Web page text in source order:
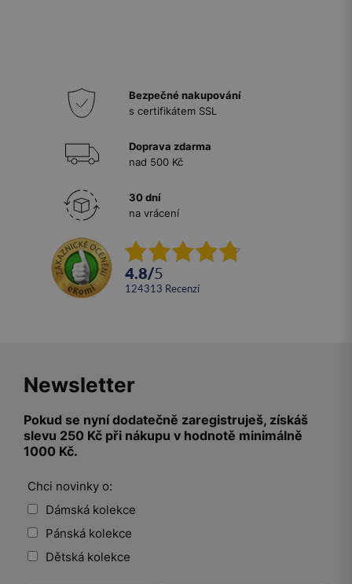
Bezpečné nakupování
s certifikátem SSL
Doprava zdarma
nad 500 Kč
30 dní
na vrácení
4.8/5
124313 recenzí
Newsletter
Pokud se nyní dodatečně zaregistruješ, získáš
slevu 250 Kč při nákupu v hodnotě minimálně
1000 Kč.
Chci novinky o:
Dámská kolekce
Pánská kolekce
Dětská kolekce